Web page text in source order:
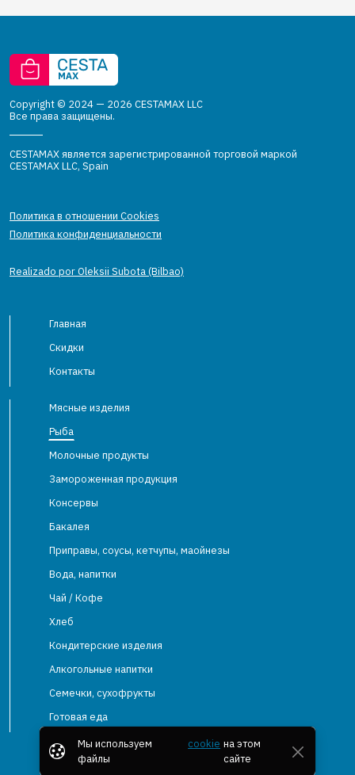
Мы используем
файлы
cookie на этом
сайте
Copyright © 2024 — 2026 CESTAMAX LLC
Все права защищены.
CESTAMAX является зарегистрированной торговой маркой
CESTAMAX LLC, Spain
Политика в отношении Cookies
Политика конфиденциальности
Realizado por Oleksii Subota (Bilbao)
Главная
Скидки
Контакты
Мясные изделия
Рыба
Молочные продукты
Замороженная продукция
Консервы
Бакалея
Приправы, соусы, кетчупы, маойнезы
Вода, напитки
Чай / Кофе
Хлеб
Кондитерские изделия
Алкогольные напитки
Семечки, сухофрукты
Готовая еда